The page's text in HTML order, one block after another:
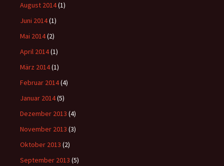
August 2014(1)
Juni 2014(1)
Mai 2014(2)
April 2014(1)
März 2014(1)
Februar 2014(4)
Januar 2014(5)
Dezember 2013 (4)
November 2013 (3)
Oktober 2013 (2)
September 2013 (5)